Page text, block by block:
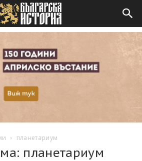
планетариум
планетариум